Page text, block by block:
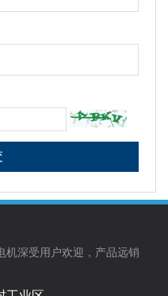
机深受用户欢迎，产品远销